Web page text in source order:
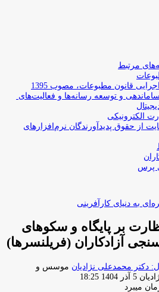
مرتبط
اجرایی قانون مطبوعات، مصوب 1395
سامان­دهی و توسعه رسانه­‌ها و فعالیت‌­های
الکترونیکی
از حقوق پدیدآورندگان نرم‌افزارهای
پرس
به دنیای کارآفرینی
بر پایگاه و سکوهای
آزادکاران (فریلنسرها)
موسس و
ارسال
ایمیل
5 آذر 1404 18:25